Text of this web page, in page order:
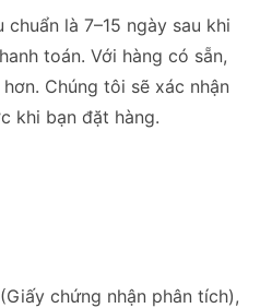
là 7–15 ngày sau khi
toán. Với hàng có sẵn,
Chúng tôi sẽ xác nhận
khi bạn đặt hàng.
chứng nhận phân tích),